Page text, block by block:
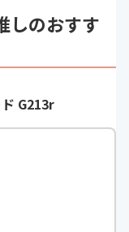
しのおすす
G213r